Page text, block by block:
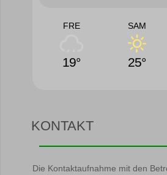
FRE
19°
SAM
25°
KONTAKT
Die Kontaktaufnahme mit den